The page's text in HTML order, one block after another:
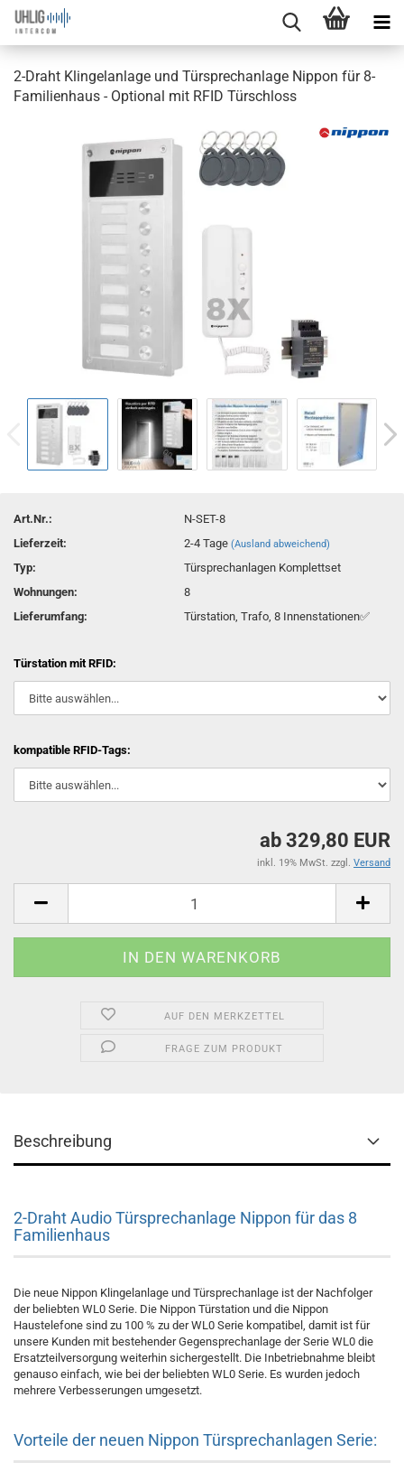
2-Draht Klingelanlage und Türsprechanlage Nippon für 8-
Familienhaus - Optional mit RFID Türschloss
Art.Nr.:
N-SET-8
Lieferzeit:
2-4 Tage(Ausland abweichend)
Typ:
Türsprechanlagen Komplettset
Wohnungen:
8
Lieferumfang:
Türstation, Trafo, 8 Innenstationen✅
Türstation mit RFID:
kompatible RFID-Tags:
ab 329,80 EUR
inkl. 19% MwSt. zzgl. Versand
AUF DEN MERKZETTEL
FRAGE ZUM PRODUKT
Beschreibung
2-Draht Audio Türsprechanlage Nippon für das 8
Familienhaus
Die neue Nippon Klingelanlage und Türsprechanlage ist der Nachfolger
der beliebten WL0 Serie. Die Nippon Türstation und die Nippon
Haustelefone sind zu 100 % zu der WL0 Serie kompatibel, damit ist für
unsere Kunden mit bestehender Gegensprechanlage der Serie WL0 die
Ersatzteilversorgung weiterhin sichergestellt. Die Inbetriebnahme bleibt
genauso einfach, wie bei der beliebten WL0 Serie. Es wurden jedoch
mehrere Verbesserungen umgesetzt.
Vorteile der neuen Nippon Türsprechanlagen Serie: